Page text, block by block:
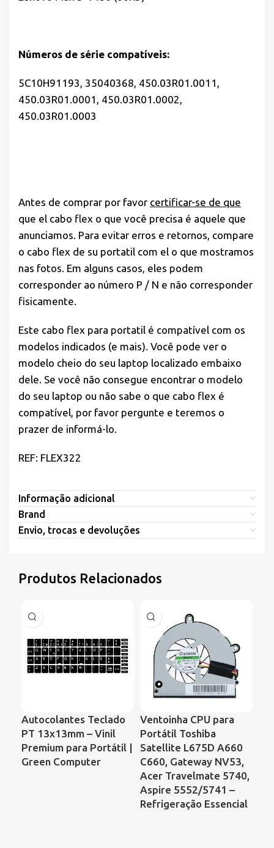
Números de série compatíveis:
5C10H91193, 35040368, 450.03R01.0011,
450.03R01.0001, 450.03R01.0002,
450.03R01.0003
Antes de comprar por favor certificar-se de que
que el cabo flex o que você precisa é aquele que
anunciamos. Para evitar erros e retornos, compare
o cabo flex de su portatil com el o que mostramos
nas fotos. Em alguns casos, eles podem
corresponder ao número P / N e não corresponder
fisicamente.
Este cabo flex para portatil é compatível com os
modelos indicados (e mais). Você pode ver o
modelo cheio do seu laptop localizado embaixo
dele. Se você não consegue encontrar o modelo
do seu laptop ou não sabe o que cabo flex é
compatível, por favor pergunte e teremos o
prazer de informá-lo.
REF: FLEX322
Informação adicional
Brand
Envio, trocas e devoluções
Produtos Relacionados
Autocolantes Teclado
PT 13x13mm – Vinil
Premium para Portátil |
Green Computer
Ventoinha CPU para
Portátil Toshiba
Satellite L675D A660
C660, Gateway NV53,
Acer Travelmate 5740,
Aspire 5552/5741 –
Refrigeração Essencial